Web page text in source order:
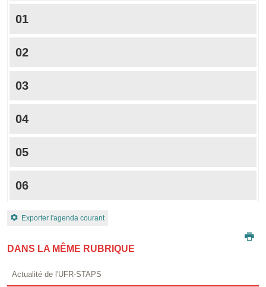
01
02
03
04
05
06
Exporter l'agenda courant
DANS LA MÊME RUBRIQUE
Actualité de l'UFR-STAPS